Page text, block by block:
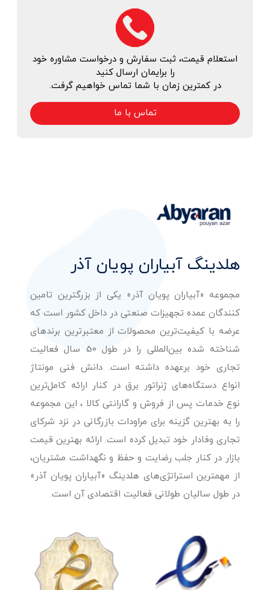
استعلام قیمت، ثبت سفارش و درخواست مشاوره خود
را برایمان ارسال کنید
در کمترین زمان با شما تماس خواهیم گرفت.
تماس با ما
هلدینگ آبیاران پویان آذر
مجموعه «آبیاران پویان آذر» یکی از بزرگترین تامین
کنندگان عمده تجهیزات صنعتی در داخل کشور است که
عرضه با کیفیت‌ترین محصولات از معتبرترین برندهای
شناخته شده بین‌المللی را در طول 50 سال فعالیت
تجاری خود برعهده داشته است. دانش فنی مونتاژ
انواع دستگاه‌های ژنراتور برق در کنار ارائه کامل‌ترین
نوع خدمات پس از فروش و گارانتی کالا ، این مجموعه
را به بهترین گزینه برای مراودات بازرگانی در نزد شرکای
تجاری وفادار خود تبدیل کرده است. ارائه بهترین قیمت
بازار در کنار جلب رضایت و حفظ و نگهداشت مشتریان،
از مهمترین استراتژی‌های هلدینگ «آبیاران پویان آذر»
در طول سالیان طولانی فعالیت اقتصادی آن است.